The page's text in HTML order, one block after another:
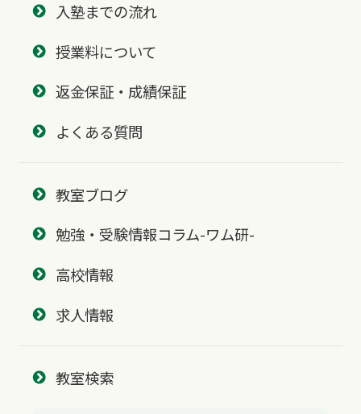
入塾までの流れ
授業料について
返金保証・成績保証
よくある質問
教室ブログ
勉強・受験情報コラム-ワム研-
高校情報
求人情報
教室検索